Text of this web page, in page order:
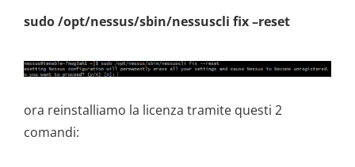
sudo /opt/nessus/sbin/nessuscli fix –reset
ora reinstalliamo la licenza tramite questi 2
comandi: